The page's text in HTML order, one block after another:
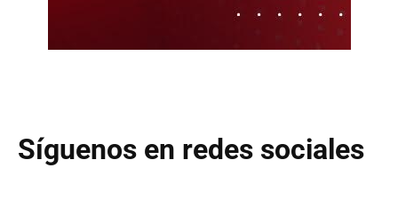
Síguenos en redes sociales